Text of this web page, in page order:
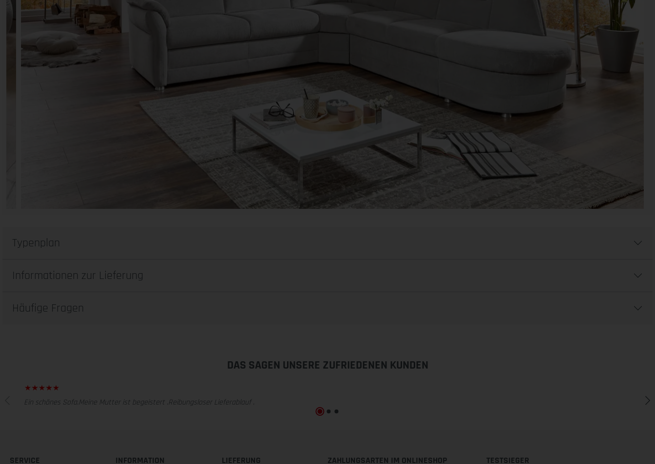
Typenplan
Informationen zur Lieferung
Häufige Fragen
DAS SAGEN UNSERE ZUFRIEDENEN KUNDEN
Ein schönes Sofa.Meine Mutter ist begeistert .Reibungsloser Lieferablauf .
SERVICE INFORMATION LIEFERUNG ZAHLUNGSARTEN IM ONLINESHOP TESTSIEGER